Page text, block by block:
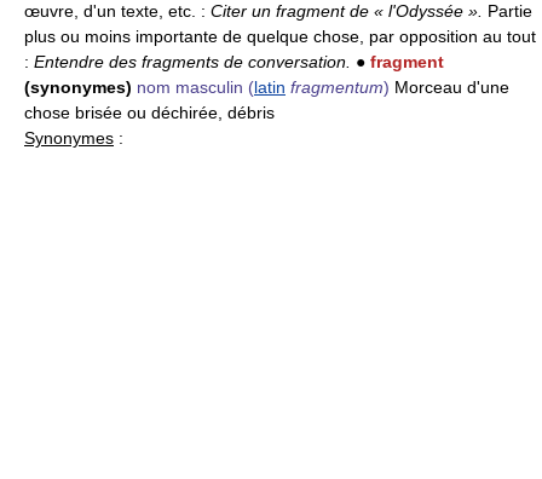
œuvre, d'un texte, etc. : Citer un fragment de « l'Odyssée ». Partie
plus ou moins importante de quelque chose, par opposition au tout
: Entendre des fragments de conversation. ● fragment
(synonymes) nom masculin (latin fragmentum) Morceau d'une
chose brisée ou déchirée, débris
Synonymes :